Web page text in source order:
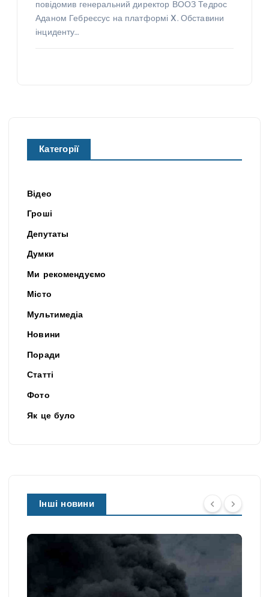
повідомив генеральний директор ВООЗ Тедрос
Аданом Гебреєсус на платформі X. Обставини
інциденту…
Категорії
Відео
Гроші
Депутаты
Думки
Ми рекомендуємо
Місто
Мультимедіа
Новини
Поради
Статті
Фото
Як це було
Інші новини